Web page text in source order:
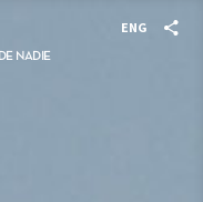
NADIE